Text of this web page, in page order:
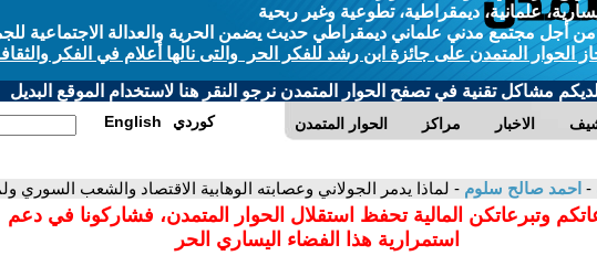
علمانية، ديمقراطية، تطوعية وغير ربحية
أجل مجتمع مدني علماني ديمقراطي حديث يضمن الحرية والعدالة الاجتماعية
الحوار المتمدن على جائزة ابن رشد للفكر الحر والتى نالها أعلام في الفكر
لديكم مشاكل تقنية في تصفح الحوار المتمدن نرجو النقر هنا لاستخدام الموقع البديل
الحوار المتمدن مراكز الاخبار English كوردي
- احمد صالح سلوم - لماذا يدمر الجولاني وعصابته الوهابية الاقتصاد والشعب السوري
وتبرعاتكن المالية تحفظ استقلال الحوار المتمدن، فشاركونا في دعم
استمرارية هذا الفضاء اليساري الحر